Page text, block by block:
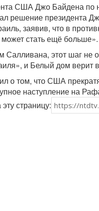
США Джо Байдена по
решение президента
заявив, что в
стать ещё больше».
Салливана, этот шаг не
и Белый дом
о том, что США
наступление на
страницу: